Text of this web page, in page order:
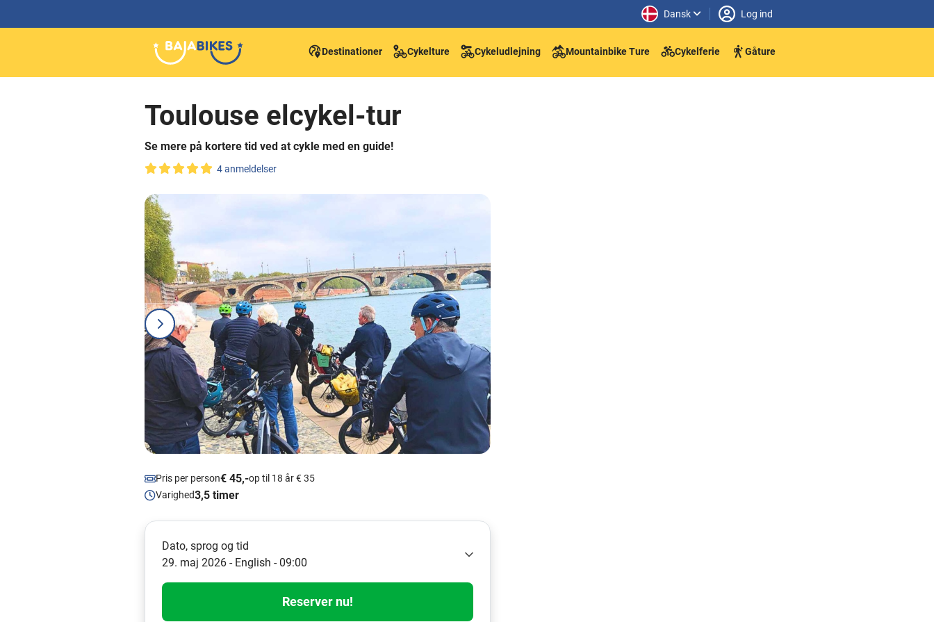
Dansk Log ind
Destinationer Cykelture Cykeludlejning Mountainbike Ture Cykelferie Gåture
Toulouse elcykel-tur
Se mere på kortere tid ved at cykle med en guide!
4 anmeldelser
Pris per person€ 45,-op til 18 år € 35
Varighed3,5 timer
Dato, sprog og tid
29. maj 2026 - English - 09:00
Reserver nu!